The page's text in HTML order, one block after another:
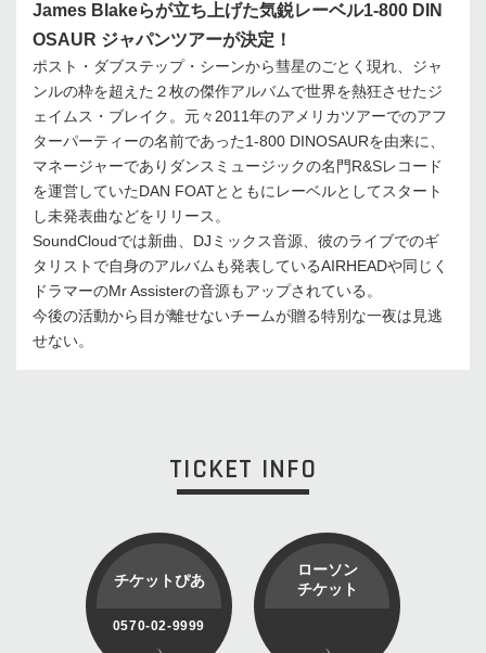
James Blakeらが立ち上げた気鋭レーベル1-800 DIN
OSAUR ジャパンツアーが決定！
ポスト・ダブステップ・シーンから彗星のごとく現れ、ジャ
ンルの枠を超えた２枚の傑作アルバムで世界を熱狂させたジ
ェイムス・ブレイク。元々2011年のアメリカツアーでのアフ
ターパーティーの名前であった1-800 DINOSAURを由来に、
マネージャーでありダンスミュージックの名門R&Sレコード
を運営していたDAN FOATとともにレーベルとしてスタート
し未発表曲などをリリース。
SoundCloudでは新曲、DJミックス音源、彼のライブでのギ
タリストで自身のアルバムも発表しているAIRHEADや同じく
ドラマーのMr Assisterの音源もアップされている。
今後の活動から目が離せないチームが贈る特別な一夜は見逃
せない。
TICKET INFO
チケットぴあ
0570-02-9999
ローソン
チケット